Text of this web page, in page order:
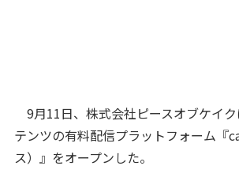
9月11日、株式会社ピースオブケイ
テンツの有料配信プラットフォーム『
ス）』をオープンした。